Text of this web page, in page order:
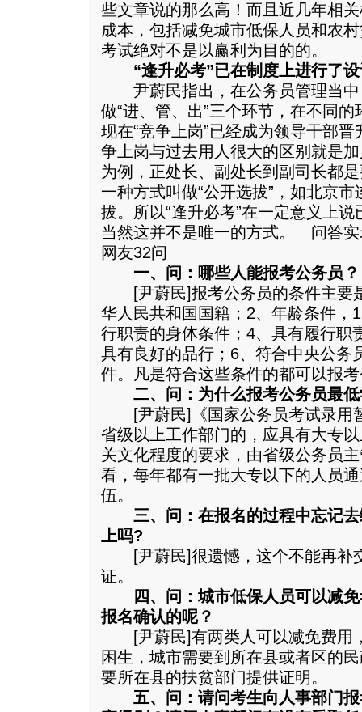
些文章说的那么高！而且近几年相
成本，包括减免城市低保人员和农
考试绝对不是以赢利为目的的。
“逢升必考”已在制度上进行了
尹蔚民指出，在公务员管理当中
做“进、管、出”三个环节，在不同
现在“竞争上岗”已经成为领导干部
争上岗与过去用人很大的区别就是
为例，正处长、副处长到副司长都
一种方式叫做“公开选拔”，如北京
拔。所以“逢升必考”在一定意义上
当然这并不是唯一的方式。 问答
网友32问
一、问：哪些人能报考公务员？
[尹蔚民]报考公务员的条件主要
华人民共和国国籍；2、年龄条件，
行职责的身体条件；4、具有履行职
具有良好的品行；6、符合中央公务
件。凡是符合这些条件的都可以报
二、问：为什么报考公务员最
[尹蔚民]《国家公务员考试录用
省级以上工作部门的，应具有大专
关文化程度的要求，由省级公务员
看，每年都有一批大专以下的人员
伍。
三、问：在报名的过程中忘记
上吗?
[尹蔚民]很遗憾，这个不能再补
证。
四、问：城市低保人员可以减
报名确认的呢？
[尹蔚民]有两类人可以减免费用
困生，城市需要到所在县或者区的
要所在县的扶贫部门提供证明。
五、问：请问考生向人事部门